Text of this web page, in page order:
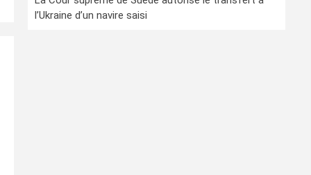
l’Ukraine d’un navire saisi